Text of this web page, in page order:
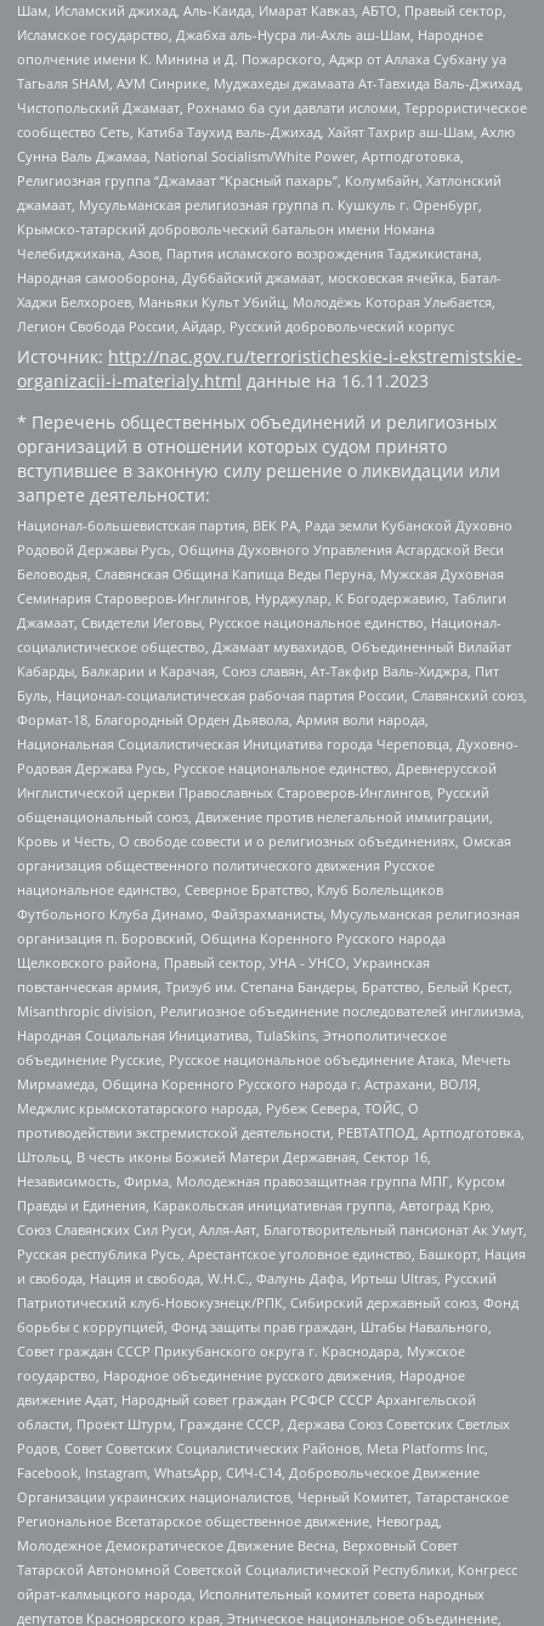
Шам, Исламский джихад, Аль-Каида, Имарат Кавказ, АБТО, Правый сектор,
Исламское государство, Джабха аль-Нусра ли-Ахль аш-Шам, Народное
ополчение имени К. Минина и Д. Пожарского, Аджр от Аллаха Субхану уа
Тагьаля SHAM, АУМ Синрике, Муджахеды джамаата Ат-Тавхида Валь-Джихад,
Чистопольский Джамаат, Рохнамо ба суи давлати исломи, Террористическое
сообщество Сеть, Катиба Таухид валь-Джихад, Хайят Тахрир аш-Шам, Ахлю
Сунна Валь Джамаа, National Socialism/White Power, Артподготовка,
Религиозная группа “Джамаат “Красный пахарь”, Колумбайн, Хатлонский
джамаат, Мусульманская религиозная группа п. Кушкуль г. Оренбург,
Крымско-татарский добровольческий батальон имени Номана
Челебиджихана, Азов, Партия исламского возрождения Таджикистана,
Народная самооборона, Дуббайский джамаат, московская ячейка, Батал-
Хаджи Белхороев, Маньяки Культ Убийц, Молодёжь Которая Улыбается,
Легион Свобода России, Айдар, Русский добровольческий корпус
Источник: http://nac.gov.ru/terroristicheskie-i-ekstremistskie-
organizacii-i-materialy.html данные на 16.11.2023
* Перечень общественных объединений и религиозных
организаций в отношении которых судом принято
вступившее в законную силу решение о ликвидации или
запрете деятельности:
Национал-большевистская партия, ВЕК РА, Рада земли Кубанской Духовно
Родовой Державы Русь, Община Духовного Управления Асгардской Веси
Беловодья, Славянская Община Капища Веды Перуна, Мужская Духовная
Семинария Староверов-Инглингов, Нурджулар, К Богодержавию, Таблиги
Джамаат, Свидетели Иеговы, Русское национальное единство, Национал-
социалистическое общество, Джамаат мувахидов, Объединенный Вилайат
Кабарды, Балкарии и Карачая, Союз славян, Ат-Такфир Валь-Хиджра, Пит
Буль, Национал-социалистическая рабочая партия России, Славянский союз,
Формат-18, Благородный Орден Дьявола, Армия воли народа,
Национальная Социалистическая Инициатива города Череповца, Духовно-
Родовая Держава Русь, Русское национальное единство, Древнерусской
Инглистической церкви Православных Староверов-Инглингов, Русский
общенациональный союз, Движение против нелегальной иммиграции,
Кровь и Честь, О свободе совести и о религиозных объединениях, Омская
организация общественного политического движения Русское
национальное единство, Северное Братство, Клуб Болельщиков
Футбольного Клуба Динамо, Файзрахманисты, Мусульманская религиозная
организация п. Боровский, Община Коренного Русского народа
Щелковского района, Правый сектор, УНА - УНСО, Украинская
повстанческая армия, Тризуб им. Степана Бандеры, Братство, Белый Крест,
Misanthropic division, Религиозное объединение последователей инглиизма,
Народная Социальная Инициатива, TulaSkins, Этнополитическое
объединение Русские, Русское национальное объединение Атака, Мечеть
Мирмамеда, Община Коренного Русского народа г. Астрахани, ВОЛЯ,
Меджлис крымскотатарского народа, Рубеж Севера, ТОЙС, О
противодействии экстремистской деятельности, РЕВТАТПОД, Артподготовка,
Штольц, В честь иконы Божией Матери Державная, Сектор 16,
Независимость, Фирма, Молодежная правозащитная группа МПГ, Курсом
Правды и Единения, Каракольская инициативная группа, Автоград Крю,
Союз Славянских Сил Руси, Алля-Аят, Благотворительный пансионат Ак Умут,
Русская республика Русь, Арестантское уголовное единство, Башкорт, Нация
и свобода, Нация и свобода, W.H.С., Фалунь Дафа, Иртыш Ultras, Русский
Патриотический клуб-Новокузнецк/РПК, Сибирский державный союз, Фонд
борьбы с коррупцией, Фонд защиты прав граждан, Штабы Навального,
Совет граждан СССР Прикубанского округа г. Краснодара, Мужское
государство, Народное объединение русского движения, Народное
движение Адат, Народный совет граждан РСФСР СССР Архангельской
области, Проект Штурм, Граждане СССР, Держава Союз Советских Светлых
Родов, Совет Советских Социалистических Районов, Meta Platforms Inc,
Facebook, Instagram, WhatsApp, СИЧ-С14, Добровольческое Движение
Организации украинских националистов, Черный Комитет, Татарстанское
Региональное Всетатарское общественное движение, Невоград,
Молодежное Демократическое Движение Весна, Верховный Совет
Татарской Автономной Советской Социалистической Республики, Конгресс
ойрат-калмыцкого народа, Исполнительный комитет совета народных
депутатов Красноярского края, Этническое национальное объединение,